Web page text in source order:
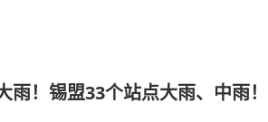
雨！锡盟33个站点大雨、中雨！